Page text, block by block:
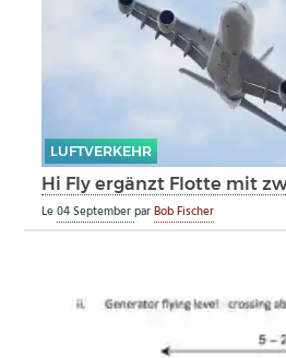
AERO-KULTUR
LUFTVERKEHR
Hi Fly ergänzt Flotte mit
Le04 SeptemberparBob Fischer